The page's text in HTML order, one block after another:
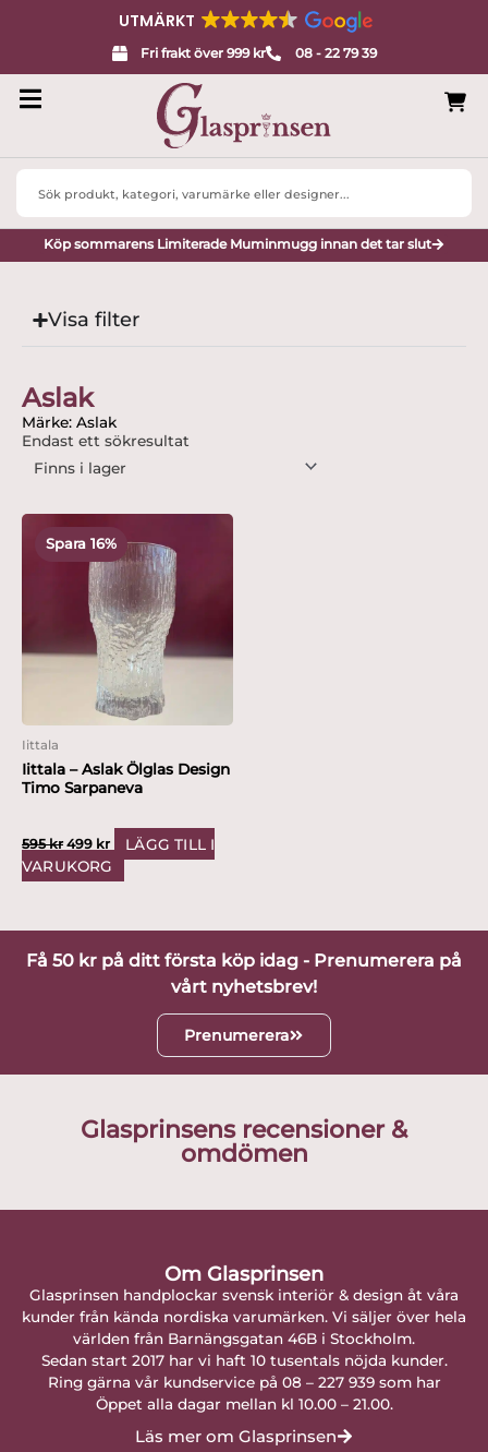
UTMÄRKT
Fri frakt över 999 kr 08 - 22 79 39
Search
Köp sommarens Limiterade Muminmugg innan det tar slut
Visa filter
Aslak
Märke: Aslak
Endast ett sökresultat
Spara 16%
Iittala
Iittala – Aslak Ölglas Design
Timo Sarpaneva
595kr
ursprungliga
var:
595 kr.
499 kr
nuvarande
priset
är:
499 kr.
LÄGG TILL I
VARUKORG
Få 50 kr på ditt första köp idag - Prenumerera på
vårt nyhetsbrev!
Prenumerera
Glasprinsens recensioner &
omdömen
Om Glasprinsen
Glasprinsen handplockar svensk interiör & design åt våra
kunder från kända nordiska varumärken. Vi säljer över hela
världen från Barnängsgatan 46B i Stockholm.
Sedan start 2017 har vi haft 10 tusentals nöjda kunder.
Ring gärna vår kundservice på 08 – 227 939 som har
Öppet alla dagar mellan kl 10.00 – 21.00.
Läs mer om Glasprinsen